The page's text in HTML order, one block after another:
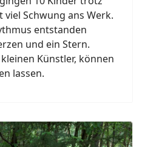
Schwung ans Werk.
entstanden
und ein Stern.
Künstler, können
lassen.